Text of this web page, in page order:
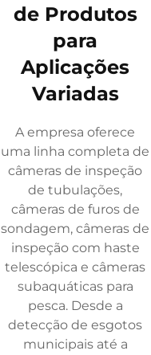
de Produtos
para
Aplicações
Variadas
A empresa oferece
uma linha completa de
câmeras de inspeção
de tubulações,
câmeras de furos de
sondagem, câmeras de
inspeção com haste
telescópica e câmeras
subaquáticas para
pesca. Desde a
detecção de esgotos
municipais até a